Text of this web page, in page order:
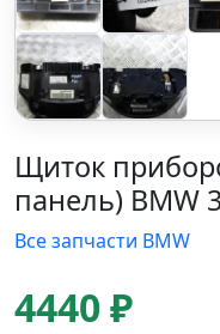
Щиток
панель) BMW
Все запчасти BMW
4440 ₽